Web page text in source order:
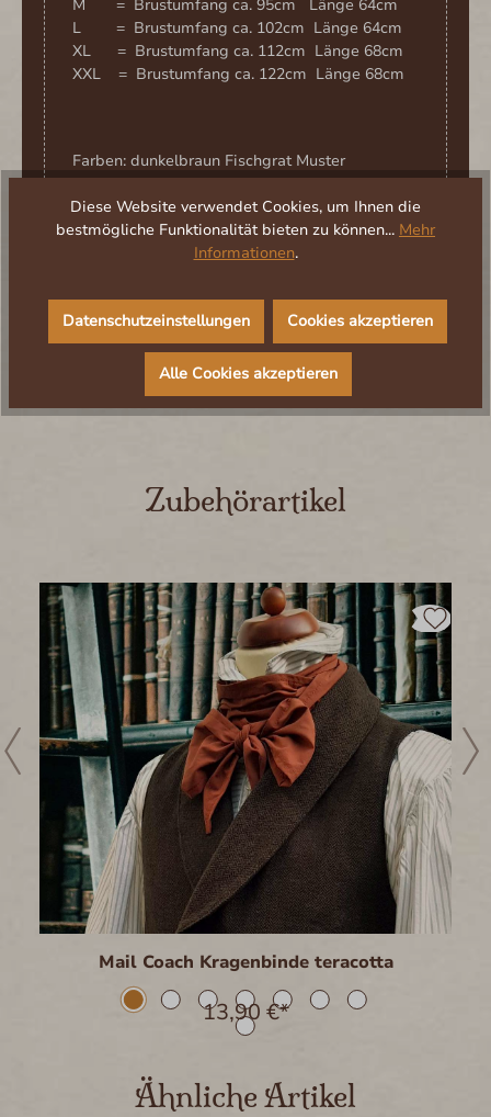
M = Brustumfang ca. 95cm Länge 64cm
L = Brustumfang ca. 102cm Länge 64cm
XL = Brustumfang ca. 112cm Länge 68cm
XXL = Brustumfang ca. 122cm Länge 68cm
Farben: dunkelbraun Fischgrat Muster
Der Mail Coach /Kragenbinde in dieser Farbe
unterI12801
Herstellerinformation/Verantwortlich für die EU
Produktgalerie überspringenZubehörartikel
Mail Coach Kragenbinde teracotta
13,90 €*
Produktgalerie überspringenÄhnliche Artikel
Diese Website verwendet Cookies, um Ihnen die
bestmögliche Funktionalität bieten zu können... Mehr
Informationen.
Datenschutzeinstellungen Cookies akzeptieren
Alle Cookies akzeptieren